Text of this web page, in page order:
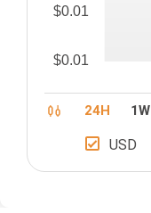
$0.01
$0.01
24H 1W
USD